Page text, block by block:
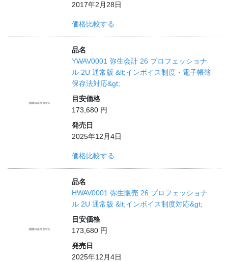
2017年2月28日
価格比較する
品名
YWAV0001 弥生会計 26 プロフェッショナ
ル 2U 通常版 &lt;インボイス制度・電子帳簿
保存法対応&gt;
目安価格
173,680 円
発売日
2025年12月4日
価格比較する
品名
HWAV0001 弥生販売 26 プロフェッショナ
ル 2U 通常版 &lt;インボイス制度対応&gt;
目安価格
173,680 円
発売日
2025年12月4日